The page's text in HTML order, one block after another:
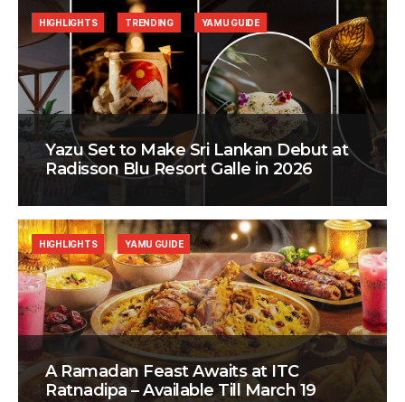
Yazu Set to Make Sri Lankan Debut at
Radisson Blu Resort Galle in 2026
HIGHLIGHTS TRENDING YAMU GUIDE
A Ramadan Feast Awaits at ITC
Ratnadipa – Available Till March 19
HIGHLIGHTS YAMU GUIDE